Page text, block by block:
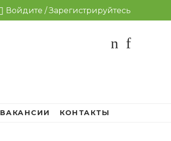
Войдите / Зарегистрируйтесь
ВАКАНСИИ КОНТАКТЫ